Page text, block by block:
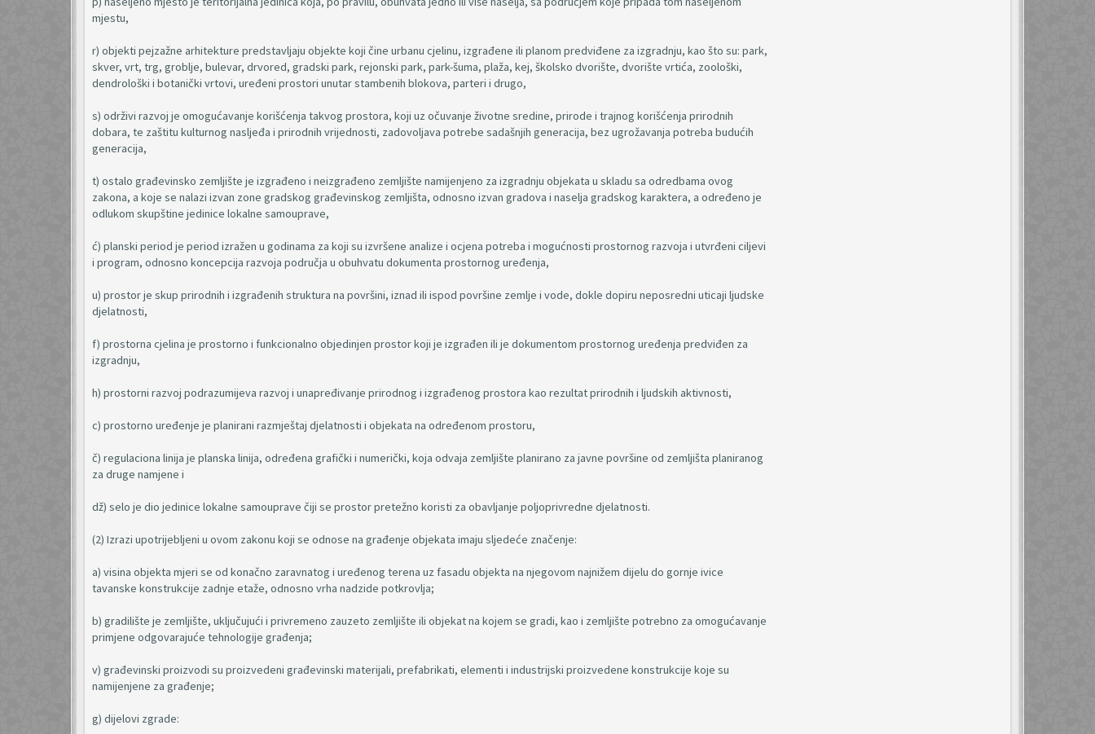
mjestu,
r) objekti pejzažne arhitekture predstavljaju objekte koji čine urbanu cjelinu, izgrađene ili planom predviđene za izgradnju, kao što su: park,
skver, vrt, trg, groblje, bulevar, drvored, gradski park, rejonski park, park-šuma, plaža, kej, školsko dvorište, dvorište vrtića, zoološki,
dendrološki i botanički vrtovi, uređeni prostori unutar stambenih blokova, parteri i drugo,
s) održivi razvoj je omogućavanje korišćenja takvog prostora, koji uz očuvanje životne sredine, prirode i trajnog korišćenja prirodnih
dobara, te zaštitu kulturnog nasljeđa i prirodnih vrijednosti, zadovoljava potrebe sadašnjih generacija, bez ugrožavanja potreba budućih
generacija,
t) ostalo građevinsko zemljište je izgrađeno i neizgrađeno zemljište namijenjeno za izgradnju objekata u skladu sa odredbama ovog
zakona, a koje se nalazi izvan zone gradskog građevinskog zemljišta, odnosno izvan gradova i naselja gradskog karaktera, a određeno je
odlukom skupštine jedinice lokalne samouprave,
ć) planski period je period izražen u godinama za koji su izvršene analize i ocjena potreba i mogućnosti prostornog razvoja i utvrđeni ciljevi
i program, odnosno koncepcija razvoja područja u obuhvatu dokumenta prostornog uređenja,
u) prostor je skup prirodnih i izgrađenih struktura na površini, iznad ili ispod površine zemlje i vode, dokle dopiru neposredni uticaji ljudske
djelatnosti,
f) prostorna cjelina je prostorno i funkcionalno objedinjen prostor koji je izgrađen ili je dokumentom prostornog uređenja predviđen za
izgradnju,
h) prostorni razvoj podrazumijeva razvoj i unapređivanje prirodnog i izgrađenog prostora kao rezultat prirodnih i ljudskih aktivnosti,
c) prostorno uređenje je planirani razmještaj djelatnosti i objekata na određenom prostoru,
č) regulaciona linija je planska linija, određena grafički i numerički, koja odvaja zemljište planirano za javne površine od zemljišta planiranog
za druge namjene i
dž) selo je dio jedinice lokalne samouprave čiji se prostor pretežno koristi za obavljanje poljoprivredne djelatnosti.
(2) Izrazi upotrijebljeni u ovom zakonu koji se odnose na građenje objekata imaju sljedeće značenje:
a) visina objekta mjeri se od konačno zaravnatog i uređenog terena uz fasadu objekta na njegovom najnižem dijelu do gornje ivice
tavanske konstrukcije zadnje etaže, odnosno vrha nadzide potkrovlja;
b) gradilište je zemljište, uključujući i privremeno zauzeto zemljište ili objekat na kojem se gradi, kao i zemljište potrebno za omogućavanje
primjene odgovarajuće tehnologije građenja;
v) građevinski proizvodi su proizvedeni građevinski materijali, prefabrikati, elementi i industrijski proizvedene konstrukcije koje su
namijenjene za građenje;
g) dijelovi zgrade: